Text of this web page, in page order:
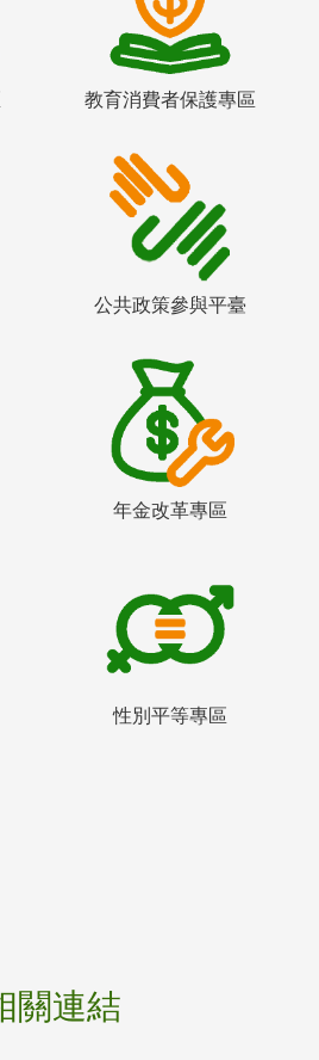
教育消費者保護專區
公共政策參與平臺
年金改革專區
性別平等專區
關連結